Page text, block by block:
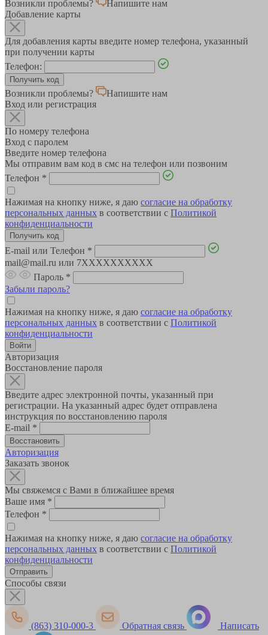
Возникли проблемы?
Напишите нам
Добавление карты
Для добавления карты введите номер телефона, указанный
при получении карты
Телефон:
Возникли проблемы?
Напишите нам
Вход или регистрация
По номеру телефона
Вход с паролем
Введите номер телефона
Мы отправим вам код в смс на телефон или позвоним
Телефон *
Нажимая на кнопку ниже, я даю согласие на обработку
персональных данных в соответствии с Политикой
конфиденциальности
E-mail или Телефон *
mail@mail.ru или 7XXXXXXXXXX
Пароль *
Забыли пароль?
Нажимая на кнопку ниже, я даю согласие на обработку
персональных данных в соответствии с Политикой
конфиденциальности
Авторизация
Восстановление пароля
Введите адрес электронной почты, указанный при
регистрации. На указанный адрес будет отправлена
инструкция по восстановлению пароля
E-mail *
Авторизация
Заказать звонок
Мы свяжемся с Вами в ближайшее время
Ваше имя *
Телефон *
Нажимая на кнопку ниже, я даю согласие на обработку
персональных данных в соответствии с Политикой
конфиденциальности
Способы связи
(863) 310-000-3 Обратная связь Написать